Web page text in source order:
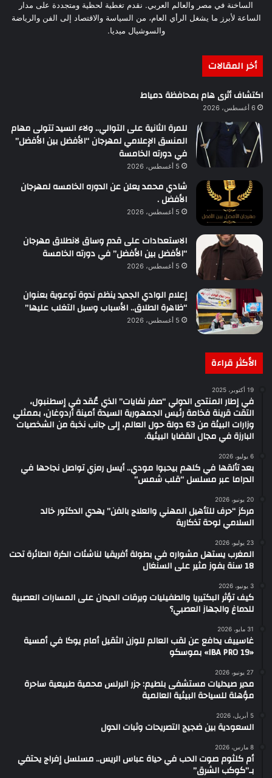
الساخنة في مصر والعالم العربي. نقدم تغطية لحظية ومتجددة على مدار
الساعة لأبرز ما يشغل الرأي العام، من السياسة والاقتصاد إلى الفن والرياضة
والسوشيال ميديا.
أخر المقالات
اكتشاف أثرى هام بمحافظة دمياط
6 أغسطس، 2026
للمرة الثانية على التوالي.. ولاء السيد تتولى مهام
المنسق الإعلامي لمهرجان “الأفضل بين الأفضل”
في دورته الخامسة
5 أغسطس، 2026
شادي محمد يعلن عن الدوره الخامسه لمهرجان
الأفضل .
5 أغسطس، 2026
الاستعدادات على قدم وساق لانطلاق مهرجان
“الأفضل بين الأفضل” في دورته الخامسة
5 أغسطس، 2026
إعلام الوادي الجديد ينظم ندوة توعوية بعنوان
“ظاهرة الطلاق.. الأسباب وسبل التغلب عليها”
5 أغسطس، 2026
الأكثر قراءة
19 أكتوبر، 2025
في إطار المنتدى الدولي “صفر نفايات” الذي عُقد في إسطنبول،
التقت قرينة فخامة رئيس الجمهورية السيدة أمينة أردوغان، بممثلي
وزارات البيئة من 63 دولة حول العالم، إلى جانب نخبة من الشخصيات
البارزة في مجال القضايا البيئية.
6 يوليو، 2026
بعد تألقها في كلهم بيحبوا مودي.. أيسل رمزي تواصل نجاحها في
الدراما عبر مسلسل “قلب شمس”
20 يونيو، 2026
مركز “حرف للتأهيل المهني والعلاج بالفن” يهدي الدكتور خالد
السلامي لوحة تذكارية
23 يوليو، 2026
المغرب يستهل مشواره في بطولة أفريقيا لناشئات الكرة الطائرة تحت
18 سنة بفوز مثير على السنغال
3 يونيو، 2026
كيف تؤثر البكتيريا والطفيليات ويرقات الديدان على المسارات العصبية
للدماغ والجهاز العصبي؟
31 مايو، 2026
غاسييف يدافع عن لقب العالم للوزن الثقيل أمام يوكا في أمسية
«IBA PRO 19» بموسكو
27 يونيو، 2026
مدير صيدليات مستشفى بلطيم: جزر البرلس محمية طبيعية ساحرة
مؤهلة للسياحة البيئية العالمية
5 أبريل، 2026
السعودية بين ضجيج التصريحات وثبات الدول
8 مارس، 2026
أم كلثوم صوت الحب في حياة عباس الريس.. مسلسل إفراج يحتفي
بـ”كوكب الشرق”